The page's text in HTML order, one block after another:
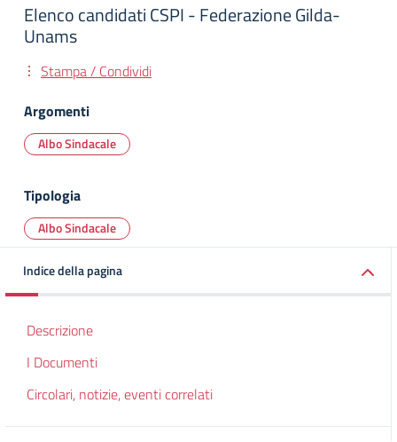
Elenco candidati CSPI - Federazione Gilda-
Unams
Stampa / Condividi
Argomenti
Albo Sindacale
Tipologia
Albo Sindacale
Indice della pagina
Descrizione
I Documenti
Circolari, notizie, eventi correlati